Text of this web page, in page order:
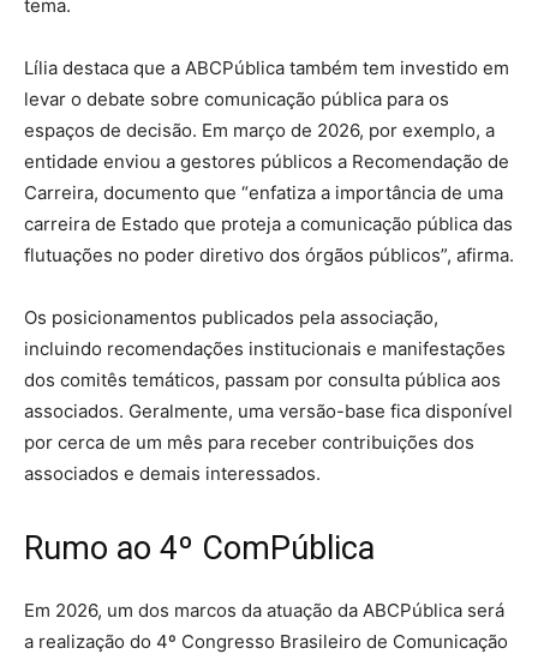
tema.
Lília destaca que a ABCPública também tem investido em
levar o debate sobre comunicação pública para os
espaços de decisão. Em março de 2026, por exemplo, a
entidade enviou a gestores públicos a Recomendação de
Carreira, documento que “enfatiza a importância de uma
carreira de Estado que proteja a comunicação pública das
flutuações no poder diretivo dos órgãos públicos”, afirma.
Os posicionamentos publicados pela associação,
incluindo recomendações institucionais e manifestações
dos comitês temáticos, passam por consulta pública aos
associados. Geralmente, uma versão-base fica disponível
por cerca de um mês para receber contribuições dos
associados e demais interessados.
Rumo ao 4º ComPública
Em 2026, um dos marcos da atuação da ABCPública será
a realização do 4º Congresso Brasileiro de Comunicação